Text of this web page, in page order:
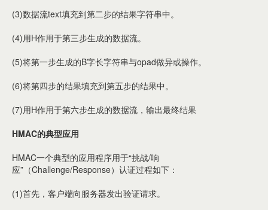
(3)数据流text填充到第二步的结果字符串中。
(4)用H作用于第三步生成的数据流。
(5)将第一步生成的B字长字符串与opad做异或操作。
(6)将第四步的结果填充到第五步的结果中。
(7)用H作用于第六步生成的数据流，输出最终结果
HMAC的典型应用
HMAC一个典型的应用程序用于“挑战/响
应”（Challenge/Response）认证过程如下：
(1)首先，客户端向服务器发出验证请求。